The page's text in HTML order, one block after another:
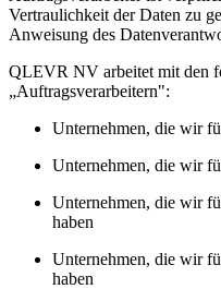
Vertraulichkeit der Daten zu
Anweisung des
QLEVR NV arbeitet mit den
„Auftragsverarbeitern":
Unternehmen, die wir
Unternehmen, die wir
Unternehmen, die wir
haben
Unternehmen, die wir
haben